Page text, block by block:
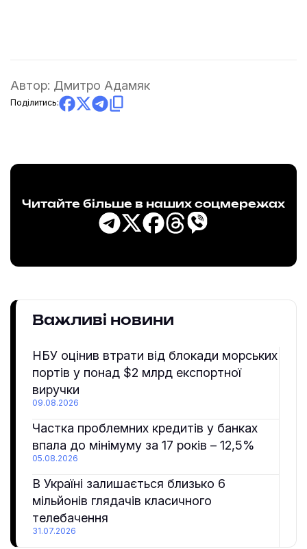
Автор: Дмитро Адамяк
Поділитись:
Читайте більше в наших соцмережах
Важливі новини
НБУ оцінив втрати від блокади морських
портів у понад $2 млрд експортної
виручки
09.08.2026
Частка проблемних кредитів у банках
впала до мінімуму за 17 років – 12,5%
05.08.2026
В Україні залишається близько 6
мільйонів глядачів класичного
телебачення
31.07.2026